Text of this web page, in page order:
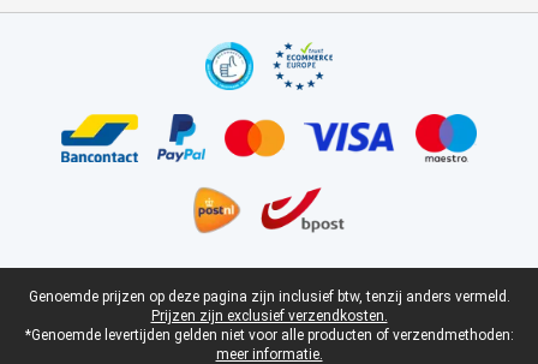
Juridische voettekst
Genoemde prijzen op deze pagina zijn inclusief btw, tenzij anders vermeld.
Prijzen zijn exclusief verzendkosten.
*Genoemde levertijden gelden niet voor alle producten of verzendmethoden:
meer informatie.